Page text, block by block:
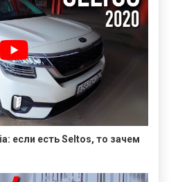
если есть Seltos, то зачем